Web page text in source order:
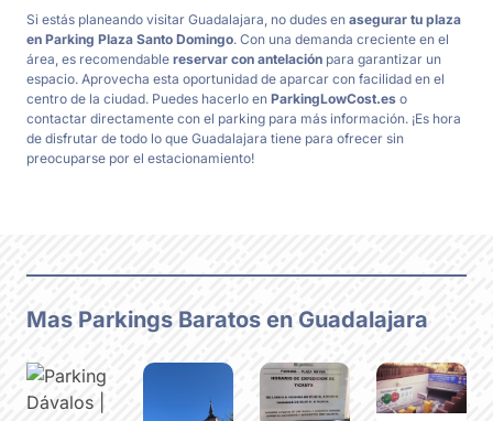
Si estás planeando visitar Guadalajara, no dudes en asegurar tu plaza
en Parking Plaza Santo Domingo. Con una demanda creciente en el
área, es recomendable reservar con antelación para garantizar un
espacio. Aprovecha esta oportunidad de aparcar con facilidad en el
centro de la ciudad. Puedes hacerlo en ParkingLowCost.es o
contactar directamente con el parking para más información. ¡Es hora
de disfrutar de todo lo que Guadalajara tiene para ofrecer sin
preocuparse por el estacionamiento!
Mas Parkings Baratos en Guadalajara